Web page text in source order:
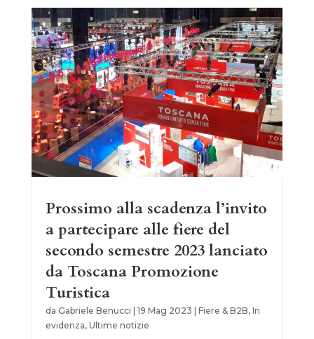
Prossimo alla scadenza l’invito
a partecipare alle fiere del
secondo semestre 2023 lanciato
da Toscana Promozione
Turistica
da Gabriele Benucci 19 Mag 2023 Fiere & B2B, In
evidenza, Ultime notizie